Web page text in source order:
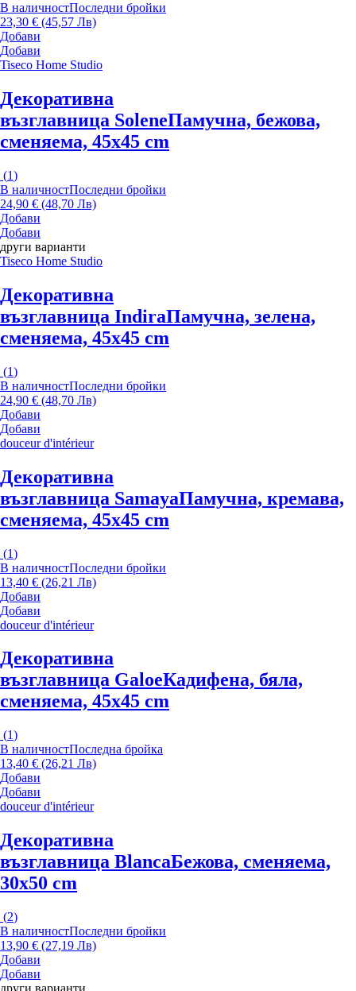
В наличностПоследни бройки
23,30 € (45,57 Лв)
Добави
Добави
Tiseco Home Studio
Декоративна
възглавница SoleneПамучна, бежова,
сменяема, 45x45 cm
(1)
В наличностПоследни бройки
24,90 € (48,70 Лв)
Добави
Добави
други варианти
Tiseco Home Studio
Декоративна
възглавница IndiraПамучна, зелена,
сменяема, 45x45 cm
(1)
В наличностПоследни бройки
24,90 € (48,70 Лв)
Добави
Добави
douceur d'intérieur
Декоративна
възглавница SamayaПамучна, кремава,
сменяема, 45x45 cm
(1)
В наличностПоследни бройки
13,40 € (26,21 Лв)
Добави
Добави
douceur d'intérieur
Декоративна
възглавница GaloeКадифена, бяла,
сменяема, 45x45 cm
(1)
В наличностПоследна бройка
13,40 € (26,21 Лв)
Добави
Добави
douceur d'intérieur
Декоративна
възглавница BlancaБежова, сменяема,
30x50 cm
(2)
В наличностПоследни бройки
13,90 € (27,19 Лв)
Добави
Добави